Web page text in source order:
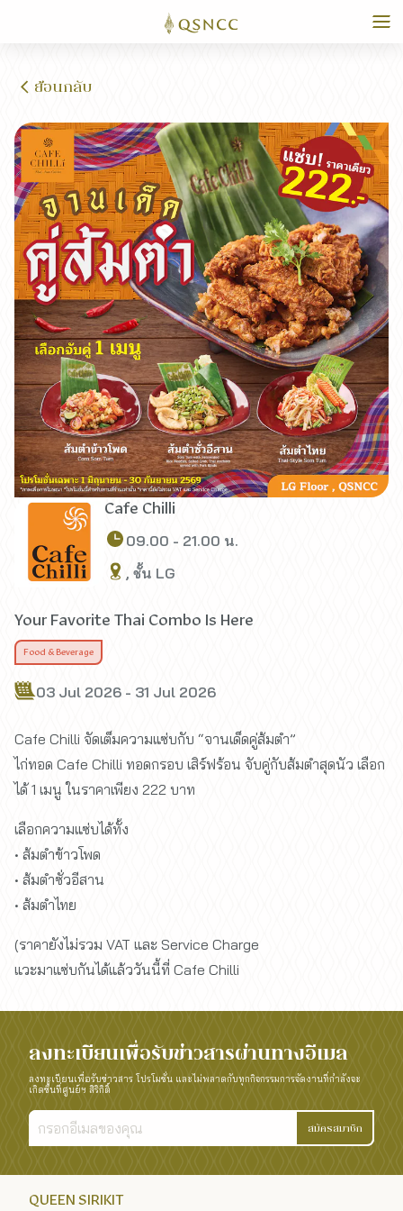
ย้อนกลับ
Cafe Chilli
09.00 - 21.00 น.
, ชั้น LG
Your Favorite Thai Combo Is Here
Food & Beverage
03 Jul 2026 - 31 Jul 2026
Cafe Chilli จัดเต็มความแซ่บกับ “จานเด็ดคู่ส้มตำ”
ไก่ทอด Cafe Chilli ทอดกรอบ เสิร์ฟร้อน จับคู่กับส้มตำสุดนัว เลือก
ได้ 1 เมนู ในราคาเพียง 222 บาท
เลือกความแซ่บได้ทั้ง
• ส้มตำข้าวโพด
• ส้มตำซั่วอีสาน
• ส้มตำไทย
(ราคายังไม่รวม VAT และ Service Charge
แวะมาแซ่บกันได้แล้ววันนี้ที่ Cafe Chilli
ลงทะเบียนเพื่อรับข่าวสารผ่านทางอีเมล
ลงทะเบียนเพื่อรับข่าวสาร โปรโมชั่น และไม่พลาดกับทุกกิจกรรมการจัดงานที่กำลังจะ
เกิดขึ้นที่ศูนย์ฯ สิริกิติ์
สมัครสมาชิก
QUEEN SIRIKIT